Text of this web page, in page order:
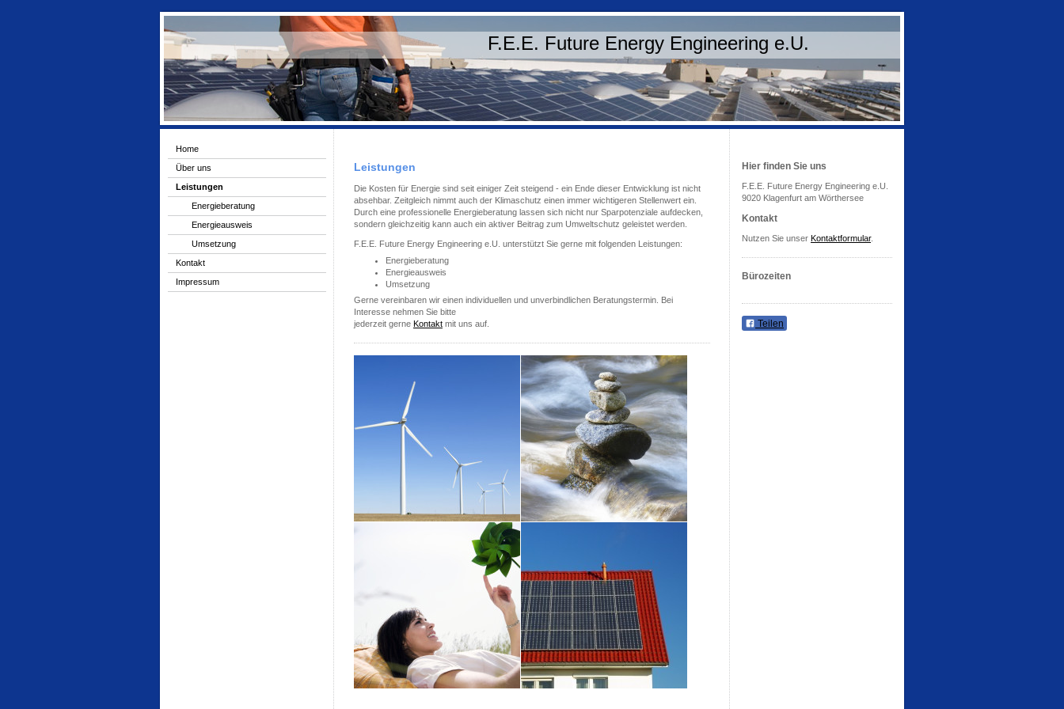
F.E.E. Future Energy Engineering e.U.
Home
Über uns
Leistungen
Energieberatung
Energieausweis
Umsetzung
Kontakt
Impressum
Leistungen
Die Kosten für Energie sind seit einiger Zeit steigend - ein Ende dieser Entwicklung ist nicht
absehbar. Zeitgleich nimmt auch der Klimaschutz einen immer wichtigeren Stellenwert ein.
Durch eine professionelle Energieberatung lassen sich nicht nur Sparpotenziale aufdecken,
sondern gleichzeitig kann auch ein aktiver Beitrag zum Umweltschutz geleistet werden.
F.E.E. Future Energy Engineering e.U. unterstützt Sie gerne mit folgenden Leistungen:
Energieberatung
Energieausweis
Umsetzung
Gerne vereinbaren wir einen individuellen und unverbindlichen Beratungstermin. Bei
Interesse nehmen Sie bitte
jederzeit gerne Kontakt mit uns auf.
Hier finden Sie uns
F.E.E. Future Energy Engineering e.U.
9020 Klagenfurt am Wörthersee
Kontakt
Nutzen Sie unser Kontaktformular.
Bürozeiten
Teilen